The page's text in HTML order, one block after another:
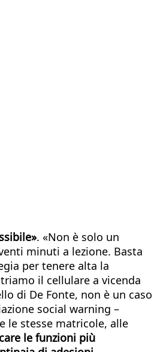
. «Non è solo un
minuti a lezione. Basta
per tenere alta la
il cellulare a vicenda
di De Fonte, non è un caso
social warning –
le stesse matricole, alle
le funzioni più